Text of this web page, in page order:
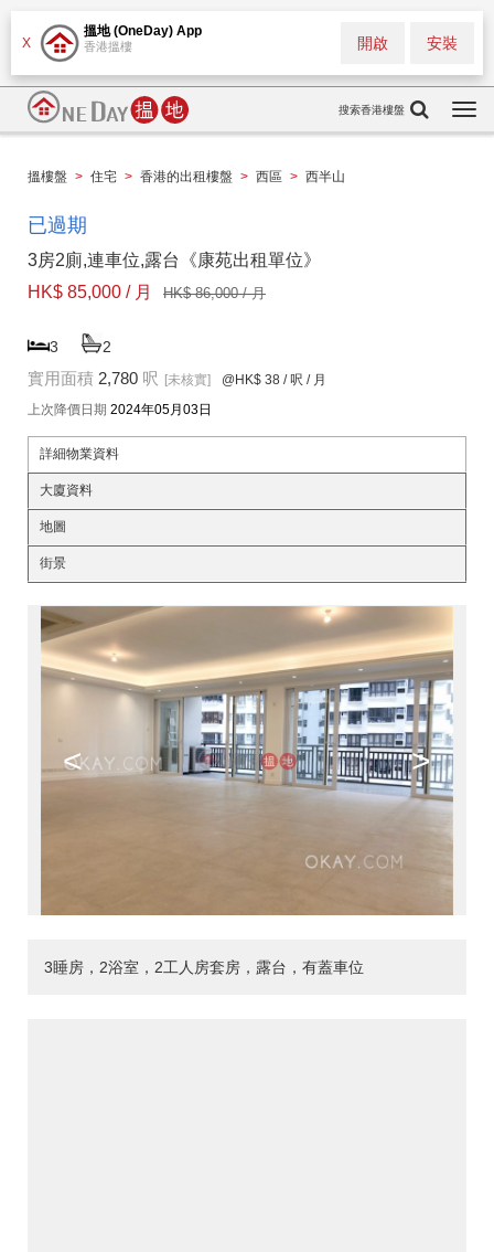
X
搵地 (OneDay) App
香港搵樓 安裝
開啟
搜索香港樓盤
搵樓盤 > 住宅 > 香港的出租樓盤 > 西區 > 西半山
已過期
3房2廁,連車位,露台《康苑出租單位》
HK$ 85,000 / 月
HK$ 86,000 / 月
3 2
實用面積 2,780 呎 [未核實] @HK$ 38 / 呎 / 月
上次降價日期 2024年05月03日
詳細物業資料
大廈資料
地圖
街景
< >
3睡房，2浴室，2工人房套房，露台，有蓋車位